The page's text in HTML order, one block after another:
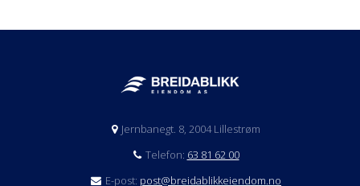
Jernbanegt. 8, 2004 Lillestrøm
Telefon: 63 81 62 00
E-post: post@breidablikkeiendom.no